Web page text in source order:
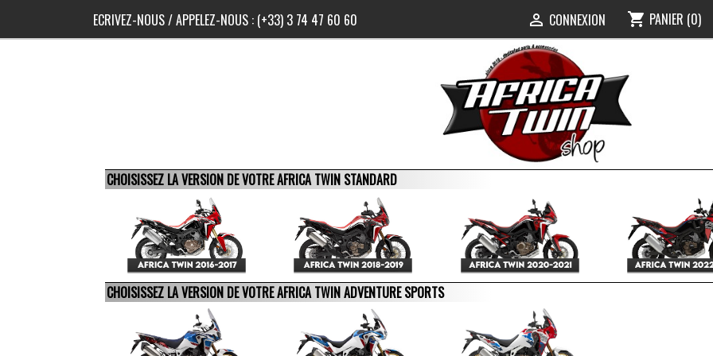
ECRIVEZ-NOUS/ APPELEZ-NOUS : (+33) 3 74 47 60 60  CONNEXION shopping_cart PANIER (0)
CHOISISSEZ LA VERSION DE VOTRE AFRICA TWIN STANDARD
CHOISISSEZ LA VERSION DE VOTRE AFRICA TWIN ADVENTURE SPORTS